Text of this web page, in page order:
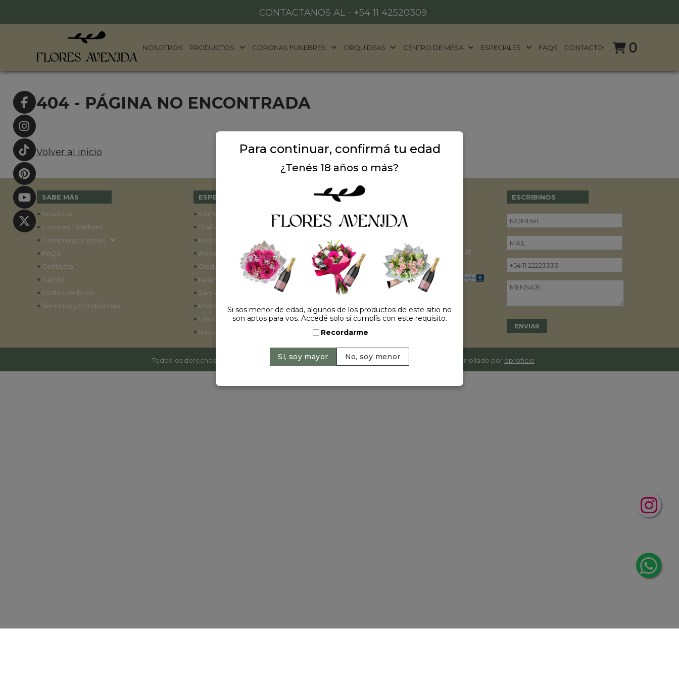
CONTACTANOS AL - +54 11 42520309
NOSOTROS PRODUCTOS CORONAS FUNEBRES ORQUÍDEAS CENTRO DE MESA ESPECIALES FAQS CONTACTO 0
404 - PÁGINA NO ENCONTRADA
Volver al inicio
SABE MÁS
• Nosotros
• Coronas Fúnebres
• Comprar por zonas
• FAQS
• Contacto
• Carrito
• Costos de Envío
• Términos y Condiciones
ESPECIALES
• Cumpleaños
• 15 años
• Bodas
• Aniversarios
• Graduaciones
• Nacimientos
• San Valentín
• Primavera 2022
• Día de la madre
• Navidad y año nuevo
DONDE ESTAMOS
Ubicación: Argentina
contacto@floresavenida.com.ar
ESCRIBINOS
Todos los derechos reservados | 2026 © Flores Avenida. | Argentina. -+54 11 42520309 | Sitio desarrollado por eproficio
Para continuar, confirmá tu edad
¿Tenés 18 años o más?
Si sos menor de edad, algunos de los productos de este sitio no
son aptos para vos. Accedé solo si cumplís con este requisito.
Recordarme